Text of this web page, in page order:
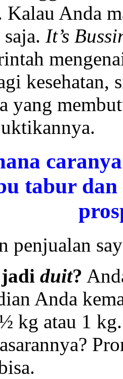
Kalau Anda
It’s
kesehatan,
yang
tabur dan
penjualan
duit?
Anda
kg atau 1